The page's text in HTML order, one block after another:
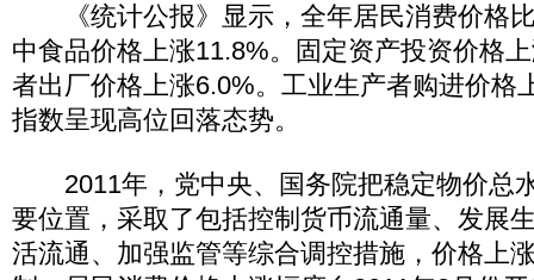
《统计公报》显示，全年居民消费价格
中食品价格上涨11.8%。固定资产投资价格
者出厂价格上涨6.0%。工业生产者购进价格
指数呈现高位回落态势。
2011年，党中央、国务院把稳定物价总
要位置，采取了包括控制货币流通量、发展
活流通、加强监管等综合调控措施，价格上